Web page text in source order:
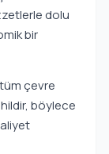
dolu
bir
çevre
böylece